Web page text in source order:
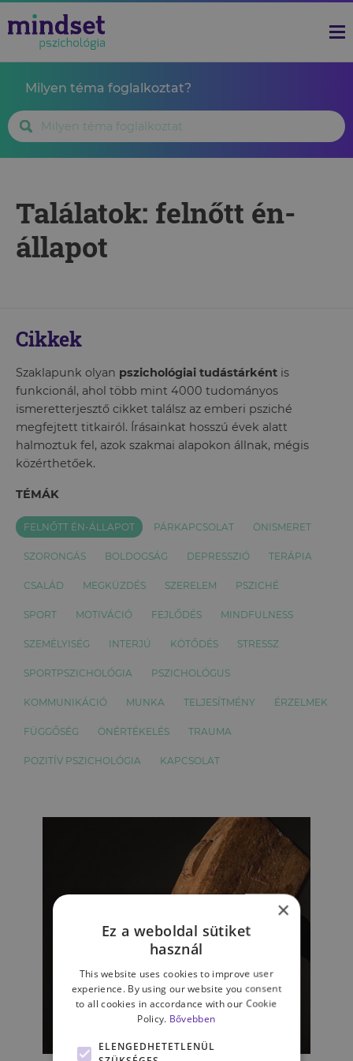
Milyen téma foglalkoztat?
Találatok: felnőtt én-
állapot
Cikkek
Szaklapunk olyan pszichológiai tudástárként is
funkcionál, ahol több mint 4000 tudományos
ismeretterjesztő cikket találsz az emberi psziché
megfejtett titkairól. Írásainkat hosszú évek alatt
halmoztuk fel, azok szakmai alapokon állnak, mégis
közérthetőek.
TÉMÁK
FELNŐTT ÉN-ÁLLAPOT PÁRKAPCSOLAT ÖNISMERET
SZORONGÁS BOLDOGSÁG DEPRESSZIÓ TERÁPIA
CSALÁD MEGKÜZDÉS SZERELEM PSZICHÉ
SPORT MOTIVÁCIÓ FEJLŐDÉS MINDFULNESS
SZEMÉLYISÉG INTERJÚ KÖTŐDÉS STRESSZ
SPORTPSZICHOLÓGIA PSZICHOLÓGUS
KOMMUNIKÁCIÓ MUNKA TELJESÍTMÉNY ÉRZELMEK
FÜGGŐSÉG ÖNÉRTÉKELÉS TRAUMA
POZITÍV PSZICHOLÓGIA KAPCSOLAT
KAPCSOLATAINK
×
Ez a weboldal sütiket
használ
This website uses cookies to improve user
experience. By using our website you consent
to all cookies in accordance with our Cookie
Policy. Bővebben
ELENGEDHETETLENÜL